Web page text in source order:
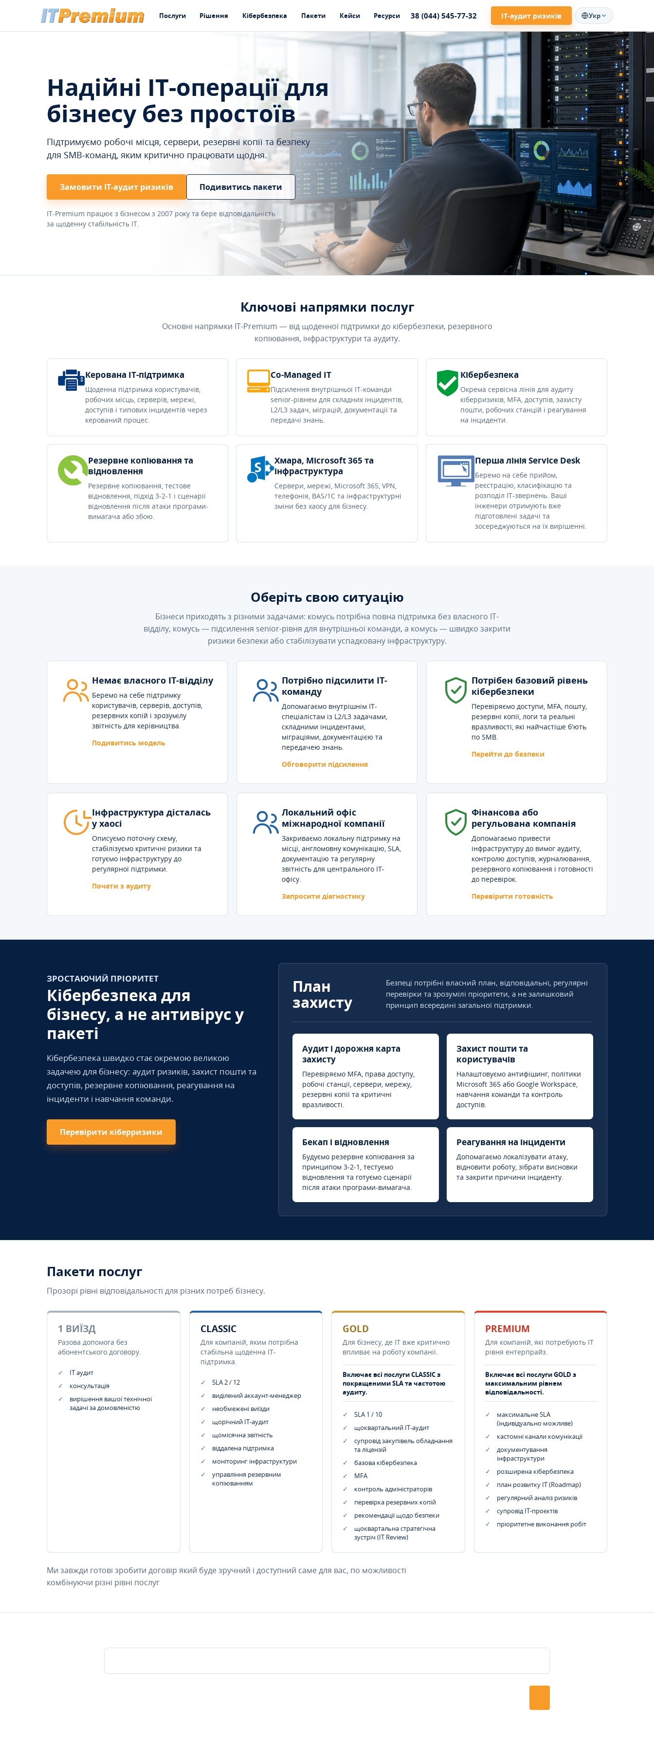
Послуги Рішення Кібербезпека Пакети Кейси Ресурси 38 (044) 545-77-32 ІТ-аудит ризиків Укр
Надійні IT-операції для
бізнесу без простоїв
Підтримуємо робочі місця, сервери, резервні копії та безпеку
для SMB-команд, яким критично працювати щодня.
Замовити ІТ-аудит ризиків Подивитись пакети
IT-Premium працює з бізнесом з 2007 року та бере відповідальність
за щоденну стабільність IT.
Ключові напрямки послуг
Основні напрямки IT-Premium — від щоденної підтримки до кібербезпеки, резервного
копіювання, інфраструктури та аудиту.
Керована IT-підтримка
Щоденна підтримка користувачів,
робочих місць, серверів, мережі,
доступів і типових інцидентів через
керований процес.
Co-Managed IT
Підсилення внутрішньої IT-команди
senior-рівнем для складних інцидентів,
L2/L3 задач, міграцій, документації та
передачі знань.
Кібербезпека
Окрема сервісна лінія для аудиту
кіберризиків, MFA, доступів, захисту
пошти, робочих станцій і реагування
на інциденти.
Резервне копіювання та
відновлення
Резервне копіювання, тестове
відновлення, підхід 3-2-1 і сценарії
відновлення після атаки програми-
вимагача або збою.
Хмара, Microsoft 365 та
інфраструктура
Сервери, мережі, Microsoft 365, VPN,
телефонія, BAS/1C та інфраструктурні
зміни без хаосу для бізнесу.
Перша лінія Service Desk
Беремо на себе прийом,
реєстрацію, класифікацію та
розподіл IT-звернень. Ваші
інженери отримують вже
підготовлені задачі та
зосереджуються на їх вирішенні.
Оберіть свою ситуацію
Бізнеси приходять з різними задачами: комусь потрібна повна підтримка без власного IT-
відділу, комусь — підсилення senior-рівня для внутрішньої команди, а комусь — швидко закрити
ризики безпеки або стабілізувати успадковану інфраструктуру.
Немає власного IT-відділу
Беремо на себе підтримку
користувачів, серверів, доступів,
резервних копій і зрозумілу
звітність для керівництва.
Подивитись модель
Потрібно підсилити IT-
команду
Допомагаємо внутрішнім IT-
спеціалістам із L2/L3 задачами,
складними інцидентами,
міграціями, документацією та
передачею знань.
Обговорити підсилення
Потрібен базовий рівень
кібербезпеки
Перевіряємо доступи, MFA, пошту,
резервні копії, логи та реальні
вразливості, які найчастіше б'ють
по SMB.
Перейти до безпеки
Інфраструктура дісталась
у хаосі
Описуємо поточну схему,
стабілізуємо критичні ризики та
готуємо інфраструктуру до
регулярної підтримки.
Почати з аудиту
Локальний офіс
міжнародної компанії
Закриваємо локальну підтримку на
місці, англомовну комунікацію, SLA,
документацію та регулярну
звітність для центрального IT-
офісу.
Запросити діагностику
Фінансова або
регульована компанія
Допомагаємо привести
інфраструктуру до вимог аудиту,
контролю доступів, журналювання,
резервного копіювання і готовності
до перевірок.
Перевірити готовність
ЗРОСТАЮЧИЙ ПРІОРИТЕТ
Кібербезпека для
бізнесу, а не антивірус у
пакеті
Кібербезпека швидко стає окремою великою
задачею для бізнесу: аудит ризиків, захист пошти та
доступів, резервне копіювання, реагування на
інциденти і навчання команди.
Перевірити кіберризики
План
захисту
Безпеці потрібні власний план, відповідальні, регулярні
перевірки та зрозумілі пріоритети, а не залишковий
принцип всередині загальної підтримки.
Аудит і дорожня карта
захисту
Перевіряємо MFA, права доступу,
робочі станції, сервери, мережу,
резервні копії та критичні
вразливості.
Захист пошти та
користувачів
Налаштовуємо антифішинг, політики
Microsoft 365 або Google Workspace,
навчання команди та контроль
доступів.
Бекап і відновлення
Будуємо резервне копіювання за
принципом 3-2-1, тестуємо
відновлення та готуємо сценарії
після атаки програми-вимагача.
Реагування на інциденти
Допомагаємо локалізувати атаку,
відновити роботу, зібрати висновки
та закрити причини інциденту.
Пакети послуг
Прозорі рівні відповідальності для різних потреб бізнесу.
1 ВИЇЗД
Разова допомога без
абонентського договору.
IT аудит
консультація
вирішення вашої технічної
задачі за домовленістю
CLASSIC
Для компаній, яким потрібна
стабільна щоденна IT-
підтримка.
SLA 2 / 12
виділений аккаунт-менеджер
необмежені виїзди
щорічний IT-аудит
щомісячна звітність
віддалена підтримка
моніторинг інфраструктури
управління резервним
копіюванням
GOLD
Для бізнесу, де IT вже критично
впливає на роботу компанії.
Включає всі послуги CLASSIC з
покращеними SLA та частотою
аудиту.
SLA 1 / 10
щоквартальний IT-аудит
супровід закупівель обладнання
та ліцензій
базова кібербезпека
MFA
контроль адміністраторів
перевірка резервних копій
рекомендації щодо безпеки
щоквартальна стратегічна
зустріч (IT Review)
PREMIUM
Для компаній, які потребують ІТ
рівня ентерпрайз.
Включає всі послуги GOLD з
максимальним рівнем
відповідальності.
максимальне SLA
(індивідуально можливе)
кастомні канали комунікації
документування
інфраструктури
розширена кібербезпека
план розвитку IT (Roadmap)
регулярний аналіз ризиків
супровід ІТ-проєктів
пріоритетне виконання робіт
Ми завжди готові зробити договір який буде зручний і доступний саме для вас, по можливості
комбінуючи різні рівні послуг